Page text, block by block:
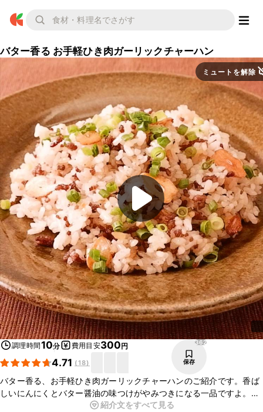
バター香る お手軽ひき肉ガーリックチャーハン
ミュートを解除
調理時間10分 費用目安300円
4.71 (18)
362
保存
バター香る、お手軽ひき肉ガーリックチャーハンのご紹介です。香ば
しいにんにくとバター醤油の味つけがやみつきになる一品ですよ。下
準備も少なく順番に炒め合わせていくだけで完成するお手軽レシピで
紹介文をすべて見る